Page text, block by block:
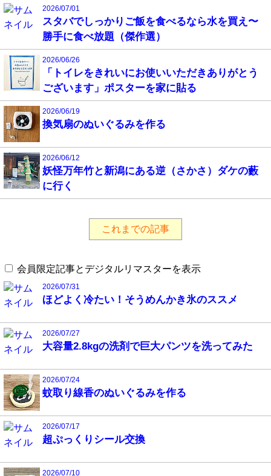
2026/07/01
スタバでしっかりご飯を食べるなら水を買え〜
勝手に食べ放題（傑作選）
2026/06/26
「トイレをきれいにお使いいただきありがとう
ございます」ポスターを家に貼る
2026/06/19
換気扇のぬいぐるみを作る
2026/06/12
妖怪万年竹と新潟にある逆（さかさ）ダケの藪
に行く
これまでの記事
会員限定記事とデジタルリマスターを表示
2026/07/31
ほどよく冷たい！そうめんかき氷のススメ
2026/07/27
大容量2.8kgの洗剤で巨大パンツを洗ってみた
2026/07/24
蚊取り線香のぬいぐるみを作る
2026/07/17
超ぷっくりシール交換
2026/07/10